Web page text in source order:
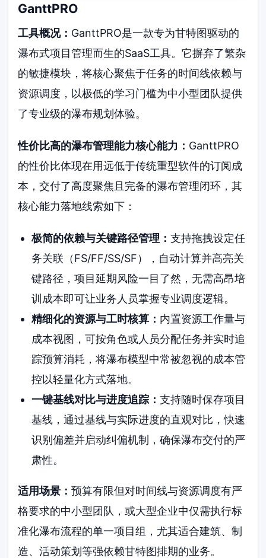
GanttPRO
工具概况： GanttPRO是一款专为甘特图驱动的
瀑布式项目管理而生的SaaS工具。它摒弃了繁杂
的敏捷模块，将核心聚焦于任务的时间线依赖与
资源调度，以极低的学习门槛为中小型团队提供
了专业级的瀑布规划体验。
性价比高的瀑布管理能力核心能力： GanttPRO
的性价比体现在用远低于传统重型软件的订阅成
本，交付了高度聚焦且完备的瀑布管理闭环，其
核心能力落地线索如下：
极简的依赖与关键路径管理： 支持拖拽设定任
务关联（FS/FF/SS/SF），自动计算并高亮关
键路径，项目延期风险一目了然，无需高昂培
训成本即可让业务人员掌握专业调度逻辑。
精细化的资源与工时核算： 内置资源工作量与
成本视图，可按角色或人员分配任务并实时追
踪预算消耗，将瀑布模型中常被忽视的成本管
控以轻量化方式落地。
一键基线对比与进度追踪： 支持随时保存项目
基线，通过基线与实际进度的直观对比，快速
识别偏差并启动纠偏机制，确保瀑布交付的严
肃性。
适用场景：预算有限但对时间线与资源调度有严
格要求的中小型团队，或大型企业中仅需执行标
准化瀑布流程的单一项目组，尤其适合建筑、制
造、活动策划等强依赖甘特图排期的业务。